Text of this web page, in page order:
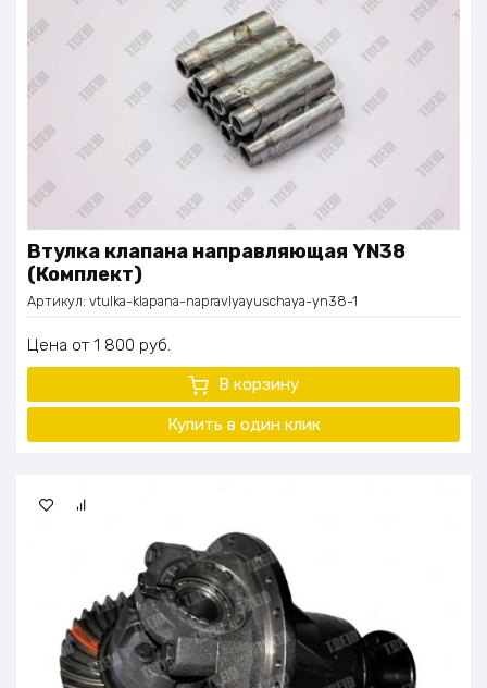
Втулка клапана направляющая YN38
(Комплект)
Артикул: vtulka-klapana-napravlyayuschaya-yn38-1
Цена 1 800 руб.
В корзину
Купить в один клик